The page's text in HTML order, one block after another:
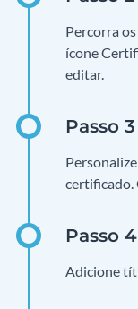
Percorra
ícone
editar.
certificado.
Adicione